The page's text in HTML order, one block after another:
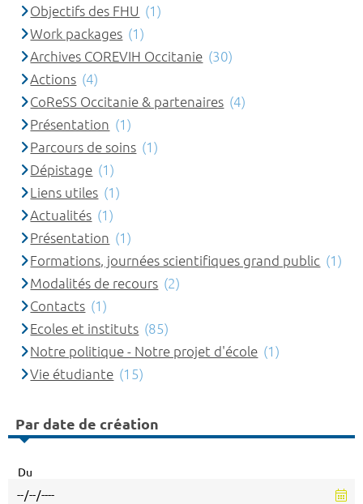
Objectifs des FHU (1)
Work packages (1)
Archives COREVIH Occitanie (30)
Actions (4)
CoReSS Occitanie & partenaires (4)
Présentation (1)
Parcours de soins (1)
Dépistage (1)
Liens utiles (1)
Actualités (1)
Présentation (1)
Formations, journées scientifiques grand public (1)
Modalités de recours (2)
Contacts (1)
Ecoles et instituts (85)
Notre politique - Notre projet d'école (1)
Vie étudiante (15)
Par date de création
Du